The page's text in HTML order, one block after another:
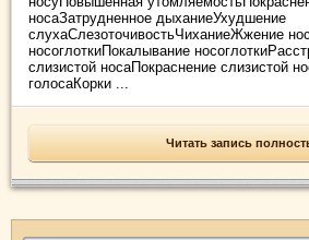
носаЗатрудненное дыханиеУхудшение
слухаСлезоточивостьЧиханиеЖжение
носоглоткиПокалывание
слизистой носаПокраснение слизистой
голосаКорки ...
Читать запись